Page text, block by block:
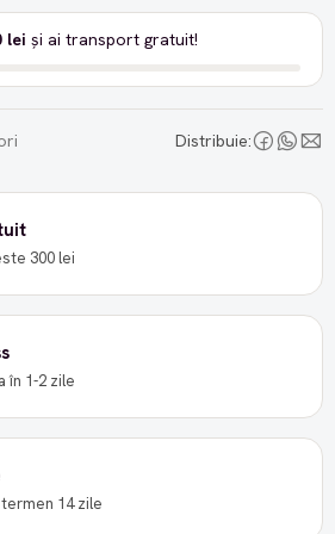
lei și ai transport gratuit!
Distribuie:
300 lei
în 1-2 zile
14 zile